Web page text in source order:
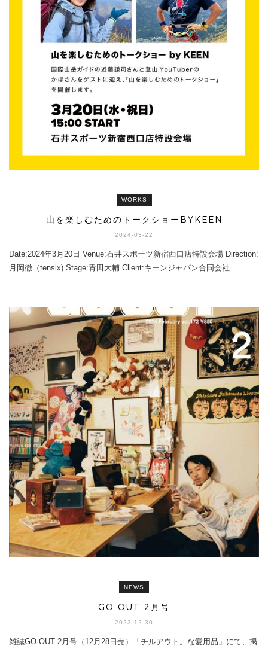
WORKS
山を楽しむためのトークショーBYKEEN
2024-03-22
Date:2024年3月20日 Venue:石井スポーツ新宿西口店特設会場 Direction:
月岡徹（tensix) Stage:青田大輔 Client:キーンジャパン合同会社…
NEWS
GO OUT 2月号
2023-12-30
雑誌GO OUT 2月号（12月28日売）「チルアウト。な愛用品」にて、掲